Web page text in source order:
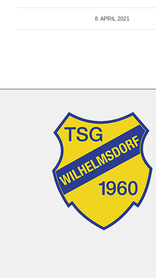
8. APRIL 2021